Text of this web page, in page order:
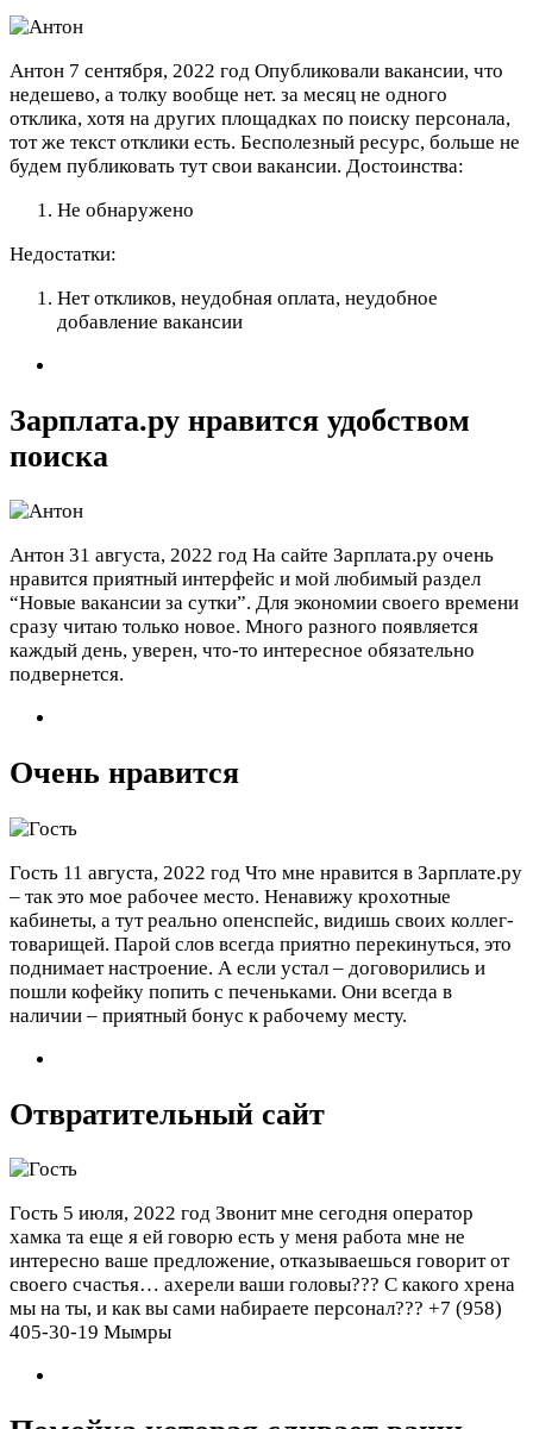
Антон 7 сентября, 2022 год Опубликовали вакансии, что
недешево, а толку вообще нет. за месяц не одного
отклика, хотя на других площадках по поиску персонала,
тот же текст отклики есть. Бесполезный ресурс, больше не
будем публиковать тут свои вакансии. Достоинства:
Не обнаружено
Недостатки:
Нет откликов, неудобная оплата, неудобное
добавление вакансии
Зарплата.ру нравится удобством
поиска
Антон 31 августа, 2022 год На сайте Зарплата.ру очень
нравится приятный интерфейс и мой любимый раздел
“Новые вакансии за сутки”. Для экономии своего времени
сразу читаю только новое. Много разного появляется
каждый день, уверен, что-то интересное обязательно
подвернется.
Очень нравится
Гость 11 августа, 2022 год Что мне нравится в Зарплате.ру
– так это мое рабочее место. Ненавижу крохотные
кабинеты, а тут реально опенспейс, видишь своих коллег-
товарищей. Парой слов всегда приятно перекинуться, это
поднимает настроение. А если устал – договорились и
пошли кофейку попить с печеньками. Они всегда в
наличии – приятный бонус к рабочему месту.
Отвратительный сайт
Гость 5 июля, 2022 год Звонит мне сегодня оператор
хамка та еще я ей говорю есть у меня работа мне не
интересно ваше предложение, отказываешься говорит от
своего счастья… ахерели ваши головы??? С какого хрена
мы на ты, и как вы сами набираете персонал??? +7 (958)
405-30-19 Мымры